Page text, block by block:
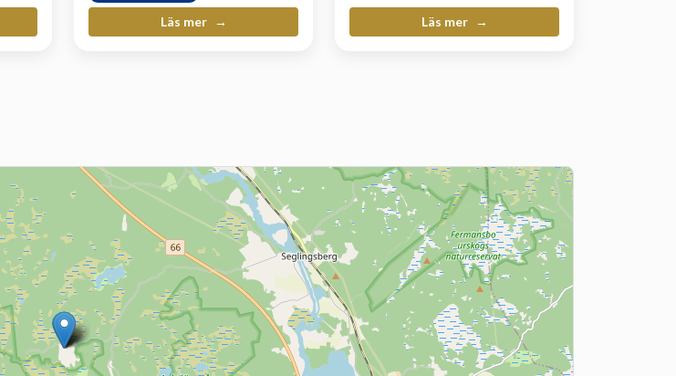
Läs mer Läs mer